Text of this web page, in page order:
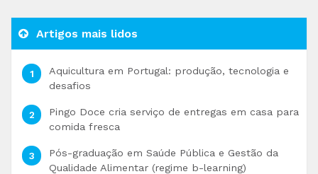
Artigos mais lidos
Aquicultura em Portugal: produção, tecnologia e
desafios
Pingo Doce cria serviço de entregas em casa para
comida fresca
Pós-graduação em Saúde Pública e Gestão da
Qualidade Alimentar (regime b-learning)